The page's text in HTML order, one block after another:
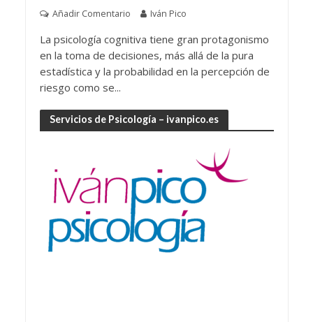
Añadir Comentario Iván Pico
La psicología cognitiva tiene gran protagonismo
en la toma de decisiones, más allá de la pura
estadística y la probabilidad en la percepción de
riesgo como se...
Servicios de Psicología – ivanpico.es